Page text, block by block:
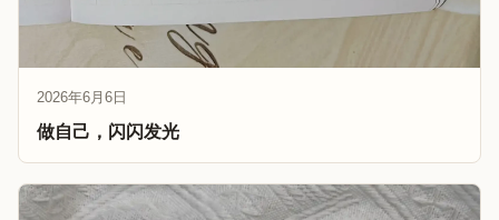
2026年6月6日
做自己，闪闪发光